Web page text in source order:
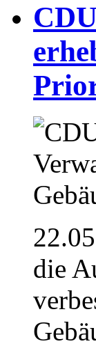
die